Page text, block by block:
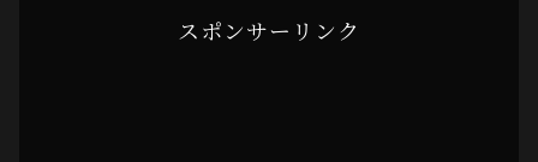
スポンサーリンク